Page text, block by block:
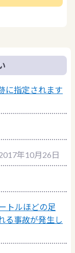
に指定されます
2017年10月26日
トルほどの足
る事故が発生し